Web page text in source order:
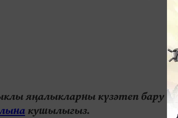
яңалыкларны күзәтеп бару
кушылыгыз.